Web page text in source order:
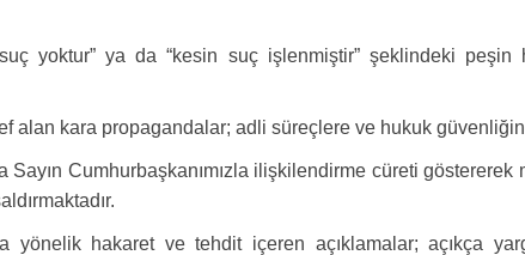
yoktur” ya da “kesin suç işlenmiştir” şeklindeki
alan kara propagandalar; adli süreçlere ve hukuk
Sayın Cumhurbaşkanımızla ilişkilendirme cüreti
yönelik hakaret ve tehdit içeren açıklamalar; açıkça